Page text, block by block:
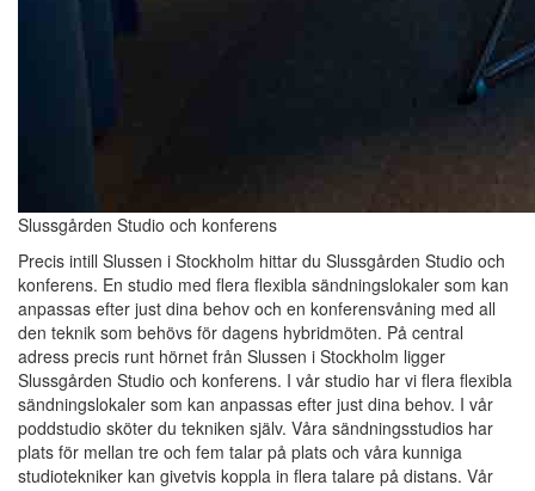
Slussgården Studio och konferens
Precis intill Slussen i Stockholm hittar du Slussgården Studio och
konferens. En studio med flera flexibla sändningslokaler som kan
anpassas efter just dina behov och en konferensvåning med all
den teknik som behövs för dagens hybridmöten. På central
adress precis runt hörnet från Slussen i Stockholm ligger
Slussgården Studio och konferens. I vår studio har vi flera flexibla
sändningslokaler som kan anpassas efter just dina behov. I vår
poddstudio sköter du tekniken själv. Våra sändningsstudios har
plats för mellan tre och fem talar på plats och våra kunniga
studiotekniker kan givetvis koppla in flera talare på distans. Vår